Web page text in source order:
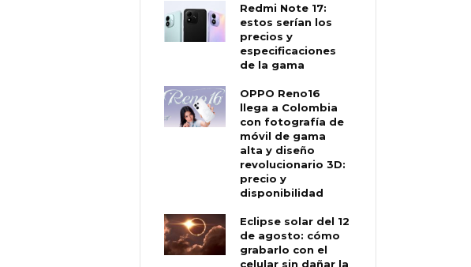
Redmi Note 17:
estos serían los
precios y
especificaciones
de la gama
OPPO Reno16
llega a Colombia
con fotografía de
móvil de gama
alta y diseño
revolucionario 3D:
precio y
disponibilidad
Eclipse solar del 12
de agosto: cómo
grabarlo con el
celular sin dañar la